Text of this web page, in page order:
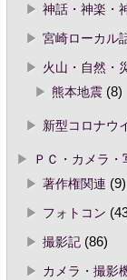
神話・神楽・
宮崎ローカル
火山・自然・
熊本地震(8)
新型コロナウ
ＰＣ・カメラ・
著作権関連 (9)
フォトコン
撮影記(86)
カメラ・撮影